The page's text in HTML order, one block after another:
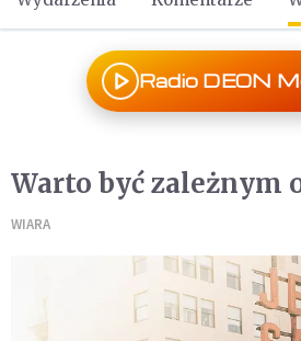
Radio DEON
Warto być zależnym
WIARA